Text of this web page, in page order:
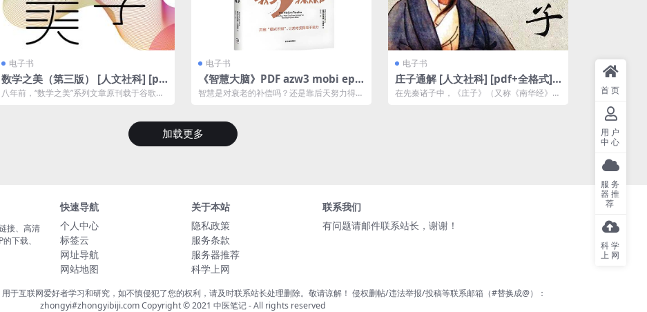
电子书
数学之美（第三版） [ 人文社科] [pd
f+全格式]
八年前，“数学之美”系列文章原刊载于谷歌黑
电子书
《智慧大脑》PDF azw3 mobi epu
b格式下载，高水平思考的大脑认知
智慧是对衰老的补偿吗？还是靠后天努力得来
电子书
庄子通解 [ 人文社科] [pdf+全格式]
夸克网盘下载
在先秦诸子中，《庄子》（又称《南华经》）
加载更多
接、高清
下载、
快速导航
个人中心
标签云
网址导航
网站地图
关于本站
隐私政策
服务条款
服务器推荐
科学上网
联系我们
有问题请邮件联系站长，谢谢！
于互联网爱好者学习和研究，如不慎侵犯了您的权利，请及时联系站长处理删除。敬请谅解！ 侵权删帖/违法举报/投稿等联系邮箱（#替换成@）：
zhongyi#zhongyibiji.com Copyright © 2021 中医笔记- All rights reserved
首页
用户
中心
服务
器推
荐
科学
上网